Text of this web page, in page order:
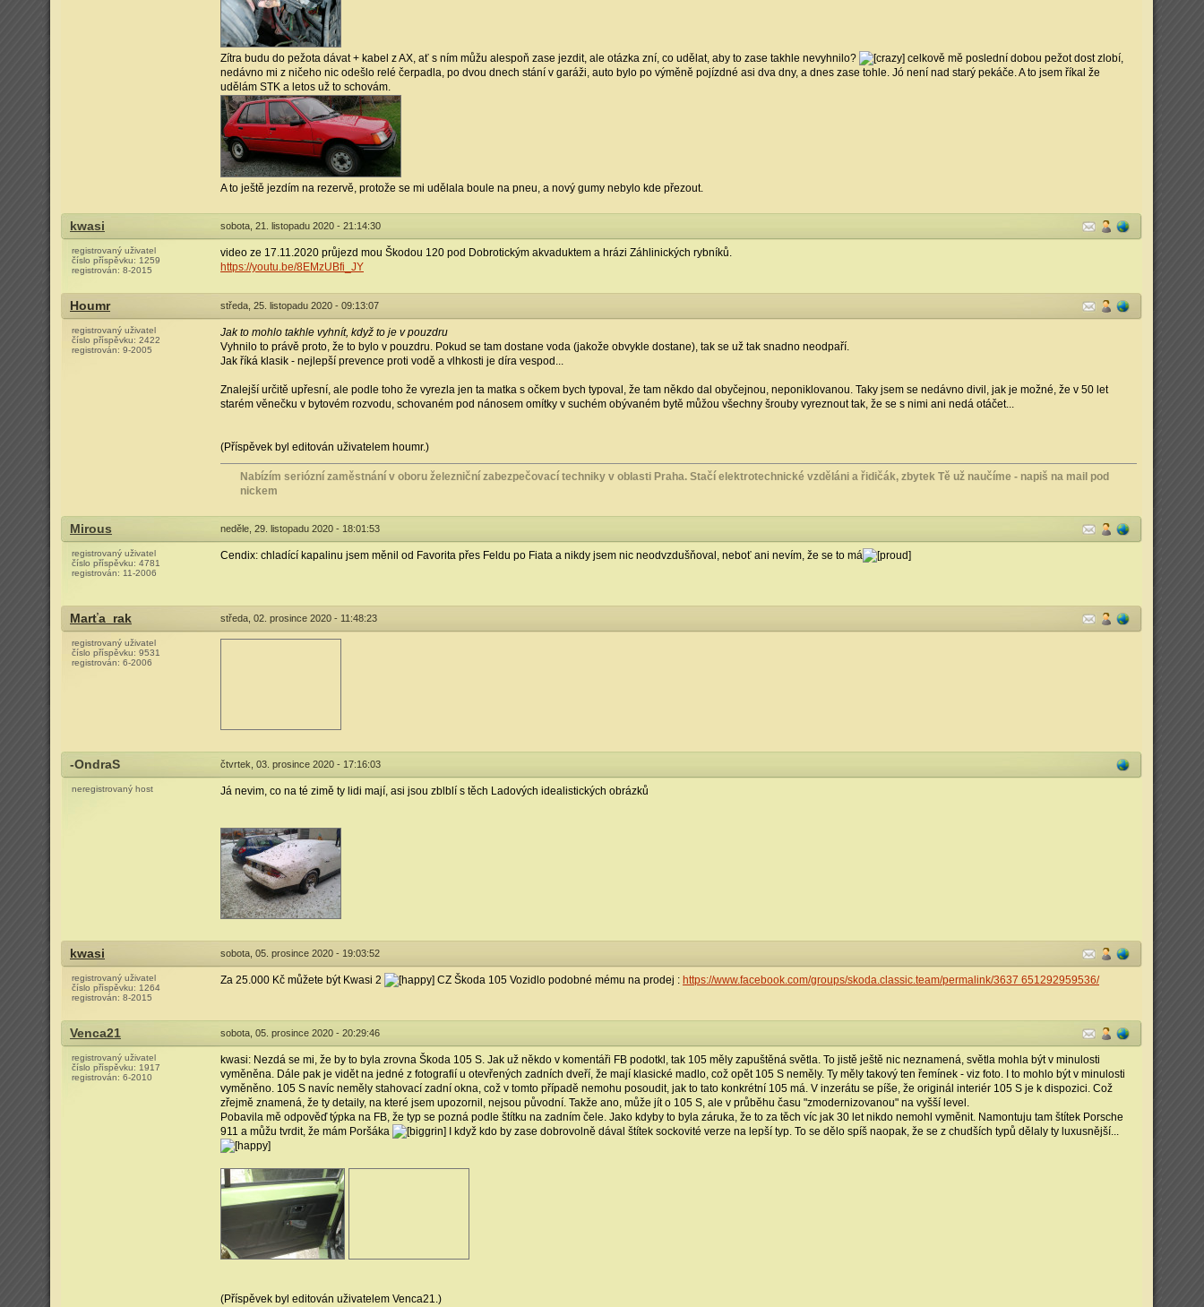
Zítra budu do pežota dávat + kabel z AX, ať s ním můžu alespoň zase jezdit, ale otázka zní, co udělat, aby to zase takhle nevyhnilo?
celkově mě poslední dobou pežot dost zlobí,
nedávno mi z ničeho nic odešlo relé čerpadla, po dvou dnech stání v garáži, auto bylo po výměně pojízdné asi dva dny, a dnes zase tohle. Jó není nad starý pekáče. A to jsem říkal že
udělám STK a letos už to schovám.
A to ještě jezdím na rezervě, protože se mi udělala boule na pneu, a nový gumy nebylo kde přezout.
kwasi sobota, 21. listopadu 2020 - 21:14:30
registrovaný uživatel
číslo příspěvku: 1259
registrován: 8-2015
video ze 17.11.2020 průjezd mou Škodou 120 pod Dobrotickým akvaduktem a hrázi Záhlinických rybníků.
https://youtu.be/8EMzUBfi_JY
Houmr středa, 25. listopadu 2020 - 09:13:07
registrovaný uživatel
číslo příspěvku: 2422
registrován: 9-2005
Jak to mohlo takhle vyhnít, když to je v pouzdru
Vyhnilo to právě proto, že to bylo v pouzdru. Pokud se tam dostane voda (jakože obvykle dostane), tak se už tak snadno neodpaří.
Jak říká klasik - nejlepší prevence proti vodě a vlhkosti je díra vespod...
Znalejší určitě upřesní, ale podle toho že vyrezla jen ta matka s očkem bych typoval, že tam někdo dal obyčejnou, neponiklovanou. Taky jsem se nedávno divil, jak je možné, že v 50 let
starém věnečku v bytovém rozvodu, schovaném pod nánosem omítky v suchém obývaném bytě můžou všechny šrouby vyreznout tak, že se s nimi ani nedá otáčet...
(Příspěvek byl editován uživatelem houmr.)
Nabízím seriózní zaměstnání v oboru železniční zabezpečovací techniky v oblasti Praha. Stačí elektrotechnické vzděláni a řidičák, zbytek Tě už naučíme - napiš na mail pod
nickem
Mirous neděle, 29. listopadu 2020 - 18:01:53
registrovaný uživatel
číslo příspěvku: 4781
registrován: 11-2006
Cendix: chladící kapalinu jsem měnil od Favorita přes Feldu po Fiata a nikdy jsem nic neodvzdušňoval, neboť ani nevím, že se to má
Marťa_rak středa, 02. prosince 2020 - 11:48:23
registrovaný uživatel
číslo příspěvku: 9531
registrován: 6-2006
-OndraS čtvrtek, 03. prosince 2020 - 17:16:03
neregistrovaný host Já nevim, co na té zimě ty lidi mají, asi jsou zblblí s těch Ladových idealistických obrázků
kwasi sobota, 05. prosince 2020 - 19:03:52
registrovaný uživatel
číslo příspěvku: 1264
registrován: 8-2015
Za 25.000 Kč můžete být Kwasi 2 CZ Škoda 105 Vozidlo podobné mému na prodej : https://www.facebook.com/groups/skoda.classic.team/permalink/3637 651292959536/
Venca21 sobota, 05. prosince 2020 - 20:29:46
registrovaný uživatel
číslo příspěvku: 1917
registrován: 6-2010
kwasi: Nezdá se mi, že by to byla zrovna Škoda 105 S. Jak už někdo v komentáři FB podotkl, tak 105 měly zapuštěná světla. To jistě ještě nic neznamená, světla mohla být v minulosti
vyměněna. Dále pak je vidět na jedné z fotografií u otevřených zadních dveří, že mají klasické madlo, což opět 105 S neměly. Ty měly takový ten řemínek - viz foto. I to mohlo být v minulosti
vyměněno. 105 S navíc neměly stahovací zadní okna, což v tomto případě nemohu posoudit, jak to tato konkrétní 105 má. V inzerátu se píše, že originál interiér 105 S je k dispozici. Což
zřejmě znamená, že ty detaily, na které jsem upozornil, nejsou původní. Takže ano, může jít o 105 S, ale v průběhu času "zmodernizovanou" na vyšší level.
Pobavila mě odpověď týpka na FB, že typ se pozná podle štítku na zadním čele. Jako kdyby to byla záruka, že to za těch víc jak 30 let nikdo nemohl vyměnit. Namontuju tam štítek Porsche
911 a můžu tvrdit, že mám Poršáka
I když kdo by zase dobrovolně dával štítek sockovité verze na lepší typ. To se dělo spíš naopak, že se z chudších typů dělaly ty luxusnější...
(Příspěvek byl editován uživatelem Venca21.)